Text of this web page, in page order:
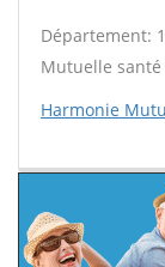
Département:
Mutuelle
Harmonie